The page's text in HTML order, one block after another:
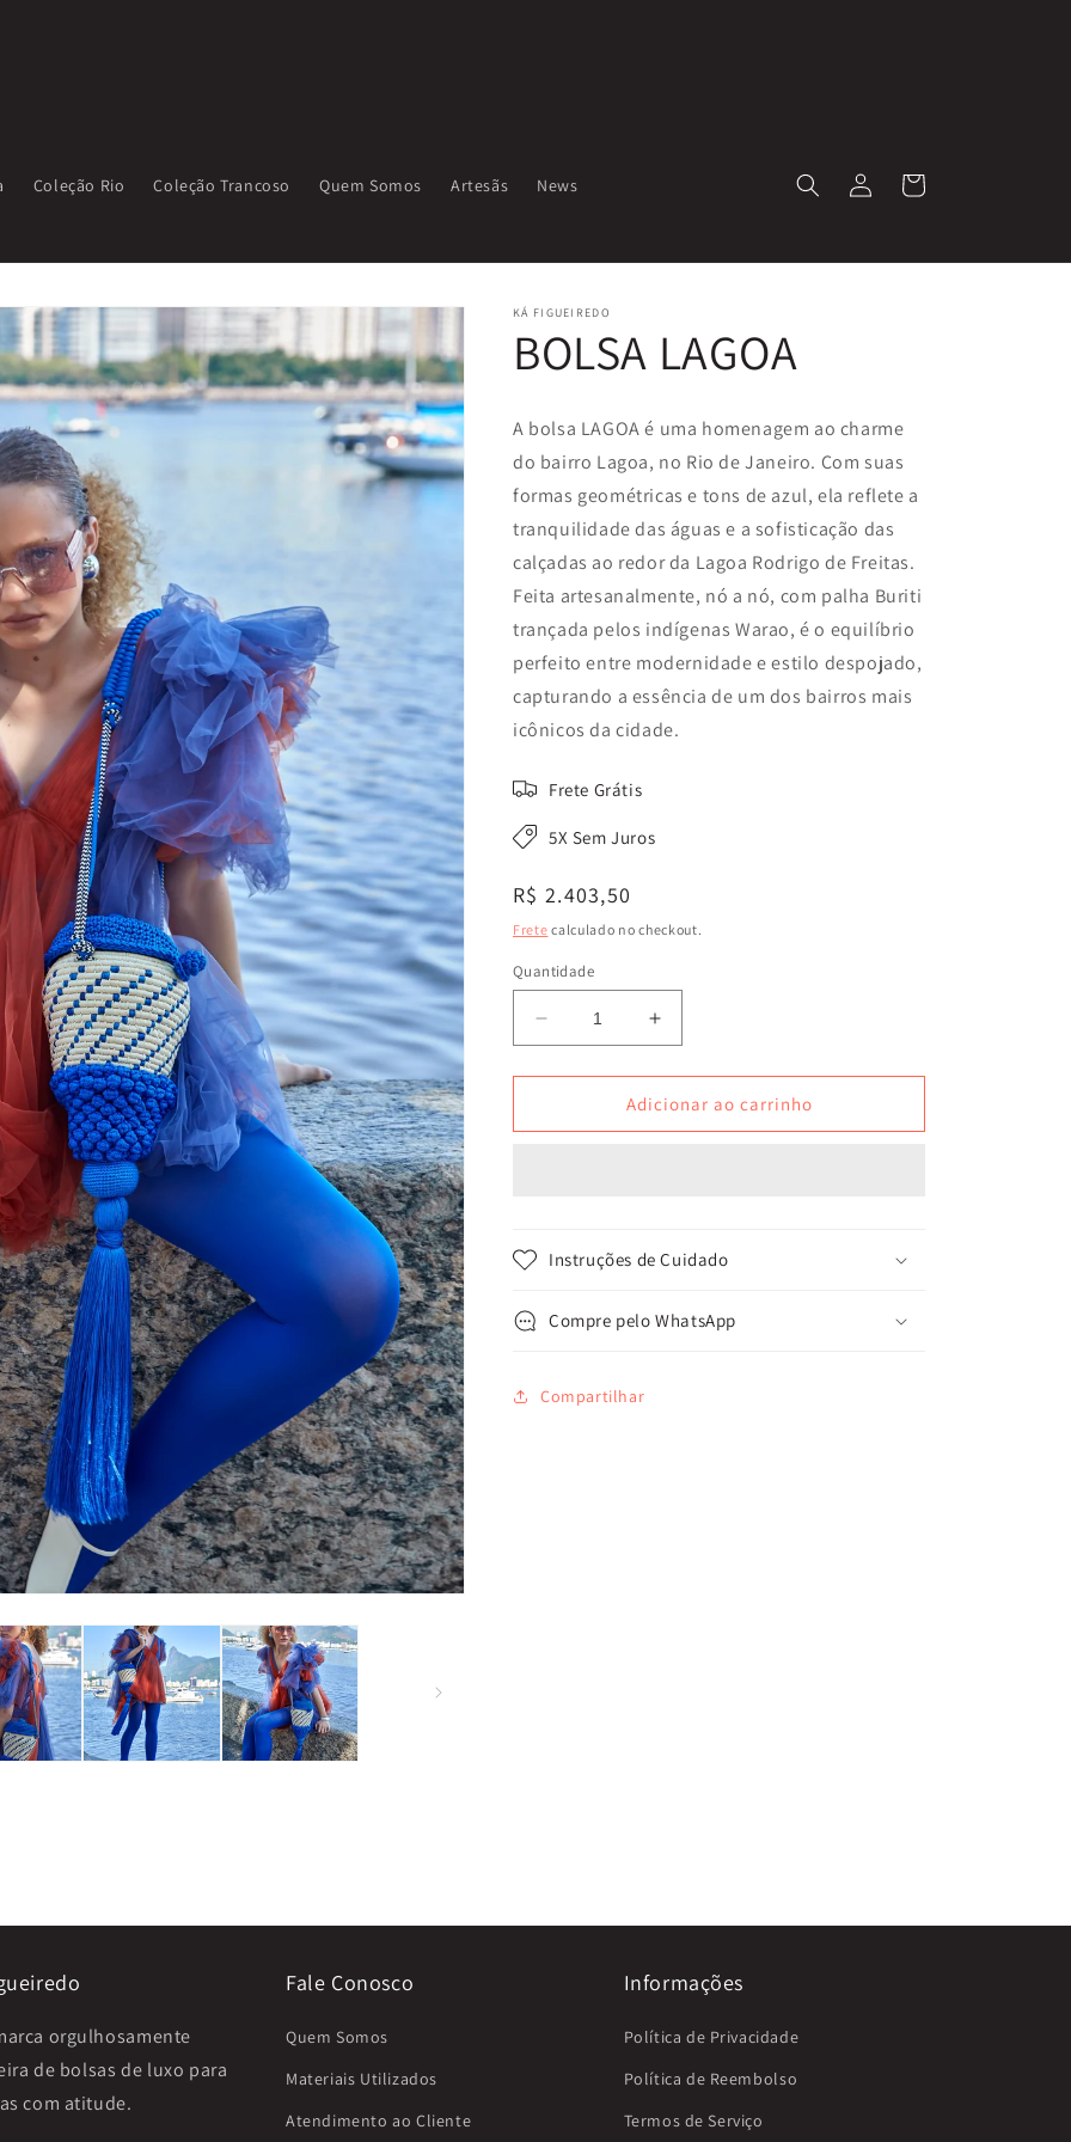
Coleção Rio Coleção Trancoso Quem Somos Artesãs News
Fazer
login
Carrinho
KÁ FIGUEIREDO
BOLSA LAGOA
A bolsa LAGOA é uma homenagem ao charme
do bairro Lagoa, no Rio de Janeiro. Com suas
formas geométricas e tons de azul, ela reflete a
tranquilidade das águas e a sofisticação das
calçadas ao redor da Lagoa Rodrigo de Freitas.
Feita artesanalmente, nó a nó, com palha Buriti
trançada pelos indígenas Warao, é o equilíbrio
perfeito entre modernidade e estilo despojado,
capturando a essência de um dos bairros mais
icônicos da cidade.
Frete Grátis
5X Sem Juros
Preço
normal
R$ 2.403,50
Frete calculado no checkout.
Quantidade
Diminuir
a
quantidade
BOLSA
Aumentar
a
quantidade
de
BOLSA
Adicionar ao carrinho
Instruções de Cuidado
Compre pelo WhatsApp
Compartilhar
orgulhosamente
de bolsas de luxo para
com atitude.
Fale Conosco
Quem Somos
Materiais Utilizados
Atendimento ao Cliente
Informações
Política de Privacidade
Política de Reembolso
Termos de Serviço